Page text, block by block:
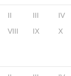
II III IV
VIII IX X